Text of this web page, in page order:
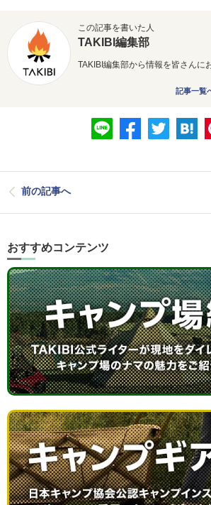
この記事を書いた人
TAKIBI編集部
TAKIBI編集部から情報を皆さんに
記事一覧
前の記事へ
おすすめコンテンツ